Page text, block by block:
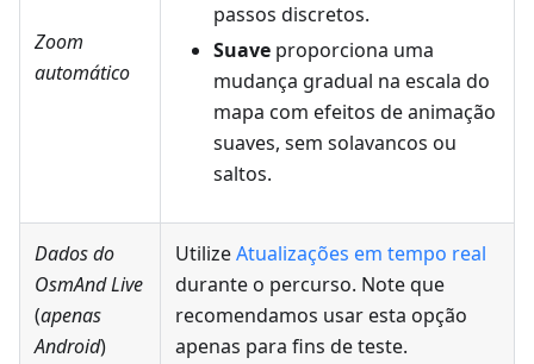
Zoom
automático
passos discretos.
Suave proporciona uma
mudança gradual na escala do
mapa com efeitos de animação
suaves, sem solavancos ou
saltos.
Dados do
OsmAnd Live
(apenas
Android)
UtilizeAtualizações em tempo real
durante o percurso. Note que
recomendamos usar esta opção
apenas para fins de teste.